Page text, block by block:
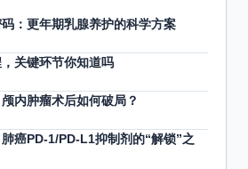
：更年期乳腺养护的科学方案
关键环节你知道吗
内肿瘤术后如何破局？
肺癌PD-1/PD-L1抑制剂的“解锁”之